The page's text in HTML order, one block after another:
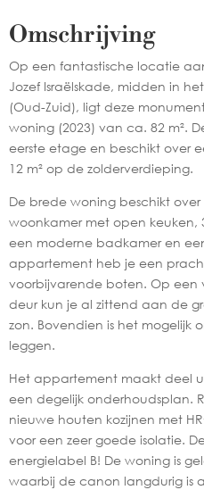
Omschrijving
Woning
verkocht:
Jozef
Israelskade
53
–
1
in
Amsterdam
Op een fantastische locatie
Jozef Israëlskade, midden in
(Oud-Zuid), ligt deze
woning (2023) van ca. 82 m².
eerste etage en beschikt over
12 m² op de zolderverdieping.
De brede woning beschikt
woonkamer met open keuken,
een moderne badkamer en
appartement heb je een
voorbijvarende boten. Op een
deur kun je al zittend aan de
zon. Bovendien is het mogelijk
leggen.
Het appartement maakt deel
een degelijk onderhoudsplan.
nieuwe houten kozijnen met
voor een zeer goede isolatie.
energielabel B! De woning is
waarbij de canon langdurig is